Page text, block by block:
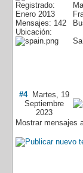
Registrado:
Enero 2013
Mensajes: 142
Ubicación:
#4Martes, 19
Septiembre
2023
Mostrar mensajes